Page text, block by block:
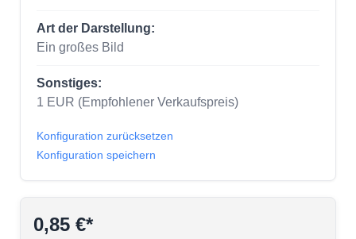
Art der Darstellung:
Ein großes Bild
Sonstiges:
1 EUR (Empfohlener Verkaufspreis)
Konfiguration zurücksetzen
Konfiguration speichern
0,85 €*